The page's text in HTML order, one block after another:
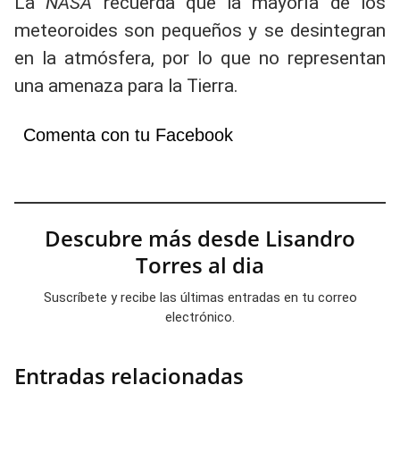
meteoroides son pequeños y se desintegran
en la atmósfera, por lo que no representan
una amenaza para la Tierra.
Comenta con tu Facebook
Descubre más desde Lisandro
Torres al dia
Suscríbete y recibe las últimas entradas en tu correo
electrónico.
Entradas relacionadas